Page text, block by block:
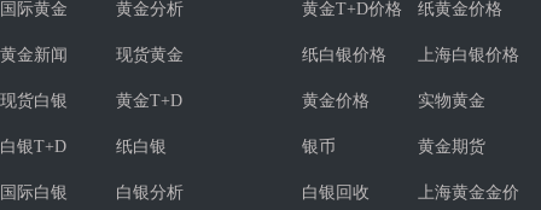
国际黄金 黄金分析
黄金新闻 现货黄金
现货白银 黄金T+D
白银T+D 纸白银
国际白银 白银分析
黄金T+D价格 纸黄金价格
纸白银价格 上海白银价格
黄金价格 实物黄金
银币 黄金期货
白银回收 上海黄金金价